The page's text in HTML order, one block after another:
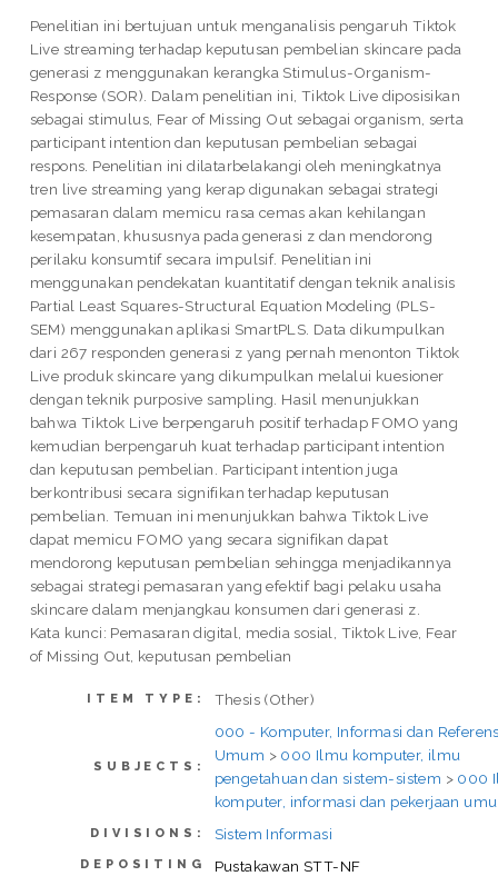
Penelitian ini bertujuan untuk menganalisis pengaruh Tiktok
Live streaming terhadap keputusan pembelian skincare pada
generasi z menggunakan kerangka Stimulus-Organism-
Response (SOR). Dalam penelitian ini, Tiktok Live diposisikan
sebagai stimulus, Fear of Missing Out sebagai organism, serta
participant intention dan keputusan pembelian sebagai
respons. Penelitian ini dilatarbelakangi oleh meningkatnya
tren live streaming yang kerap digunakan sebagai strategi
pemasaran dalam memicu rasa cemas akan kehilangan
kesempatan, khususnya pada generasi z dan mendorong
perilaku konsumtif secara impulsif. Penelitian ini
menggunakan pendekatan kuantitatif dengan teknik analisis
Partial Least Squares-Structural Equation Modeling (PLS-
SEM) menggunakan aplikasi SmartPLS. Data dikumpulkan
dari 267 responden generasi z yang pernah menonton Tiktok
Live produk skincare yang dikumpulkan melalui kuesioner
dengan teknik purposive sampling. Hasil menunjukkan
bahwa Tiktok Live berpengaruh positif terhadap FOMO yang
kemudian berpengaruh kuat terhadap participant intention
dan keputusan pembelian. Participant intention juga
berkontribusi secara signifikan terhadap keputusan
pembelian. Temuan ini menunjukkan bahwa Tiktok Live
dapat memicu FOMO yang secara signifikan dapat
mendorong keputusan pembelian sehingga menjadikannya
sebagai strategi pemasaran yang efektif bagi pelaku usaha
skincare dalam menjangkau konsumen dari generasi z.
Kata kunci: Pemasaran digital, media sosial, Tiktok Live, Fear
of Missing Out, keputusan pembelian
ITEM TYPE: Thesis (Other)
SUBJECTS:
000 - Komputer, Informasi dan
Umum > 000 Ilmu komputer, ilmu
pengetahuan dan sistem-sistem > 000
komputer, informasi dan pekerjaan
DIVISIONS: Sistem Informasi
DEPOSITING Pustakawan STT-NF